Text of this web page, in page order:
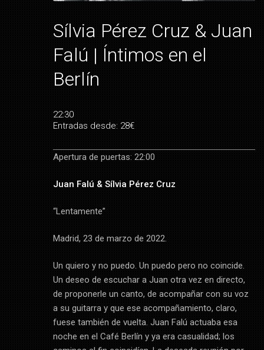
Sílvia Pérez Cruz & Juan
Falú | Íntimos en el
Berlín
22:30
Entradas desde: 28€
Apertura de puertas: 22:00
Juan Falú & Sílvia Pérez Cruz
“Lentamente”
Madrid, 23 de marzo de 2022.
Un quiero y no puedo. Un puedo pero no coincide.
Un deseo de escuchar a Juan otra vez en directo,
de proponerle un canto, de acompañar con su voz
a su guitarra y que ese acompañamiento, claro,
fuese también de vuelta. Juan Falú actuaba esa
noche en el Café Berlín y ya era casualidad; los